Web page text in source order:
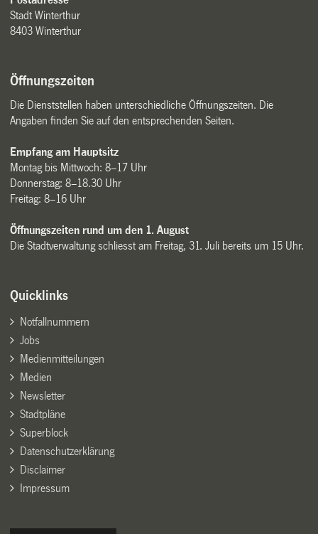
Stadt Winterthur
8403 Winterthur
Öffnungszeiten
Die Dienststellen haben unterschiedliche Öffnungszeiten. Die
Angaben finden Sie auf den entsprechenden Seiten.
Empfang am Hauptsitz
Montag bis Mittwoch: 8–17 Uhr
Donnerstag: 8–18.30 Uhr
Freitag: 8–16 Uhr
Öffnungszeiten rund um den 1. August
Die Stadtverwaltung schliesst am Freitag, 31. Juli bereits um 15 Uhr.
Quicklinks
Notfallnummern
Jobs
Medienmitteilungen
Medien
Newsletter
Stadtpläne
Superblock
Datenschutzerklärung
Disclaimer
Impressum